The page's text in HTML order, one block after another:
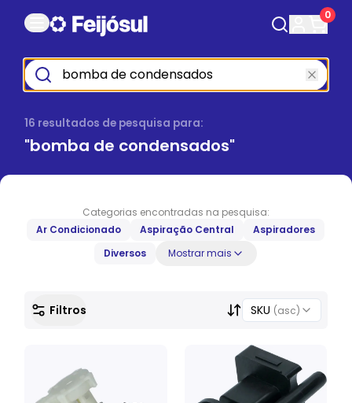
0
16 resultados de pesquisa para:
"bomba de condensados"
Categorias encontradas na pesquisa:
Ar Condicionado
Aspiração Central
Aspiradores
Diversos
Mostrar mais
Filtros SKU (asc)